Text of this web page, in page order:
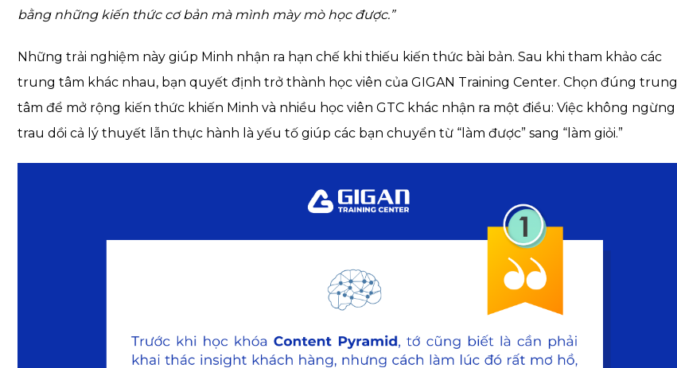
bằng những kiến thức cơ bản mà mình mày mò học được.”
Những trải nghiệm này giúp Minh nhận ra hạn chế khi thiếu kiến thức bài bản. Sau khi tham khảo các
trung tâm khác nhau, bạn quyết định trở thành học viên của GIGAN Training Center. Chọn đúng trung
tâm để mở rộng kiến thức khiến Minh và nhiều học viên GTC khác nhận ra một điều: Việc không ngừng
trau dồi cả lý thuyết lẫn thực hành là yếu tố giúp các bạn chuyển từ “làm được” sang “làm giỏi.”